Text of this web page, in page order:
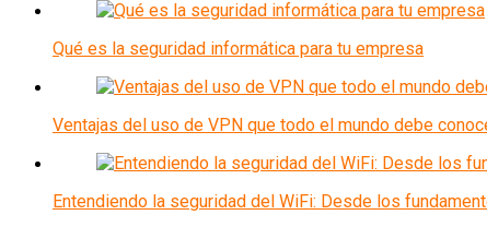
Qué es la seguridad informática para tu empresa
Ventajas del uso de VPN que todo el mundo debe
Entendiendo la seguridad del WiFi: Desde los